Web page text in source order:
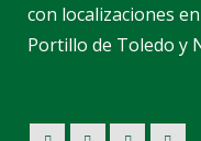
con localizaciones
Portillo de Toledo y